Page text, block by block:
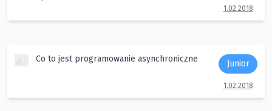
1.02.2018
Co to jest programowanie asynchroniczne Junior
1.02.2018